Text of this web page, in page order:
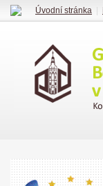
Úvodní stránka